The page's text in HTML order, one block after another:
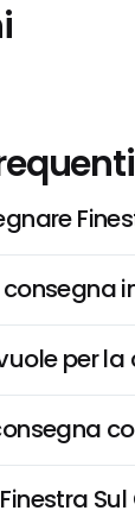
per la